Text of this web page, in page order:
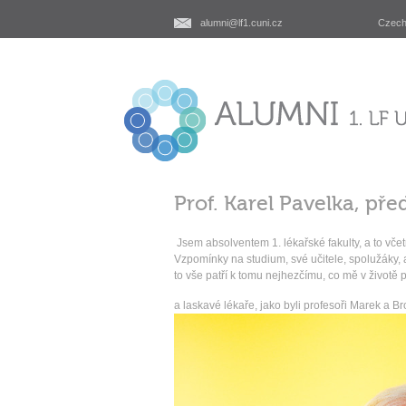
alumni@lf1.cuni.cz Czech
Prof. Karel Pavelka,
Jsem absolventem 1. lékařské fakulty, a to
Vzpomínky na studium, své učitele,
to vše patří k tomu nejhezčímu, co mě v
a laskavé lékaře, jako byli profesoři Marek a